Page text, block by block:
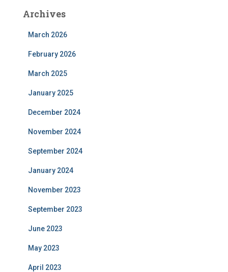
Archives
March 2026
February 2026
March 2025
January 2025
December 2024
November 2024
September 2024
January 2024
November 2023
September 2023
June 2023
May 2023
April 2023